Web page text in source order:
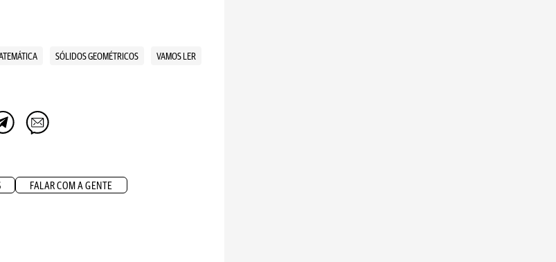
SÓLIDOS GEOMÉTRICOS VAMOS LER
FALAR COM A GENTE